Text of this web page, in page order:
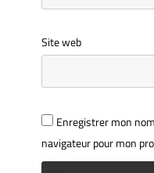
Site web
Enregistrer mon
navigateur pour mon